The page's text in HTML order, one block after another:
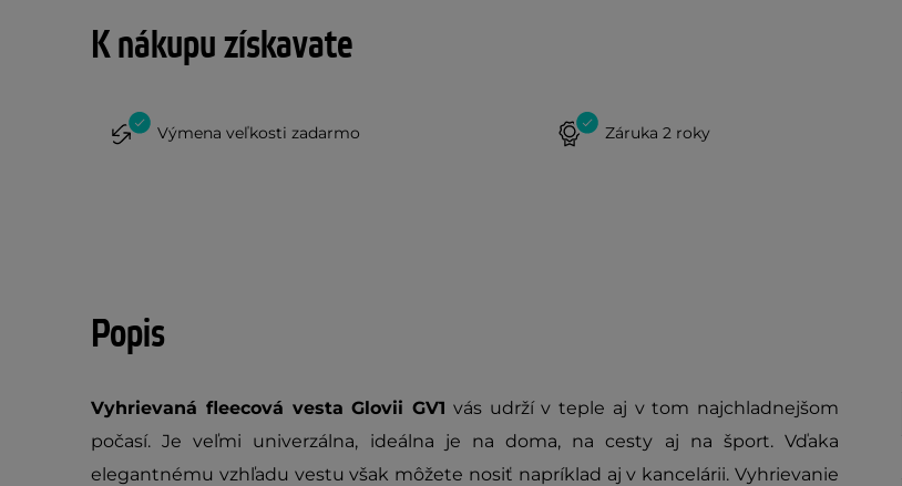
K nákupu získavate
Výmena veľkosti zadarmo Záruka 2 roky
Popis
Vyhrievaná fleecová vesta Glovii GV1 vás udrží v teple aj v tom najchladnejšom
počasí. Je veľmi univerzálna, ideálna je na doma, na cesty aj na šport. Vďaka
elegantnému vzhľadu vestu však môžete nosiť napríklad aj v kancelárii. Vyhrievanie